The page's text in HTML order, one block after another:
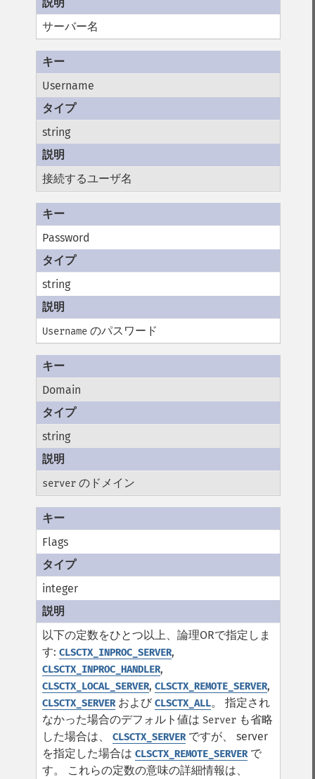
サーバー名
Username
string
接続するユーザ名
Password
string
Username のパスワード
Domain
string
server のドメイン
Flags
integer
以下の定数をひとつ以上、論理ORで指定しま
す:CLSCTX_INPROC_SERVER,
CLSCTX_INPROC_HANDLER,
CLSCTX_LOCAL_SERVER,CLSCTX_REMOTE_SERVER,
CLSCTX_SERVERおよびCLSCTX_ALL。 指定され
なかった場合のデフォルト値はServer も省略
した場合は、CLSCTX_SERVERですが、 server
を指定した場合はCLSCTX_REMOTE_SERVERで
す。 これらの定数の意味の詳細情報は、